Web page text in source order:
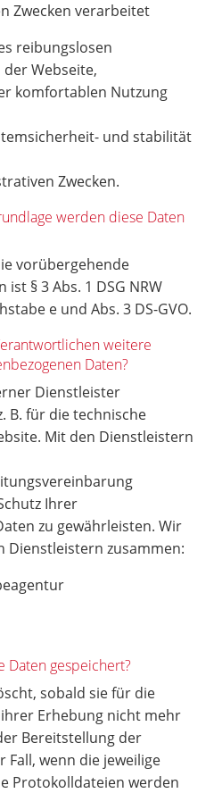
Zwecken verarbeitet
reibungslosen
Webseite,
komfortablen Nutzung
und stabilität
Zwecken.
werden diese Daten
vorübergehende
§ 3 Abs. 1 DSG NRW
e und Abs. 3 DS-GVO.
weitere
Daten?
Dienstleister
B. für die technische
Mit den Dienstleistern
Ihrer
zu gewährleisten. Wir
Dienstleistern zusammen:
Daten gespeichert?
sobald sie für die
Erhebung nicht mehr
Bereitstellung der
Fall, wenn die jeweilige
Protokolldateien werden